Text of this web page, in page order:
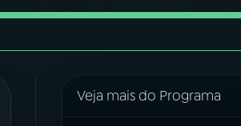
Veja mais do Programa